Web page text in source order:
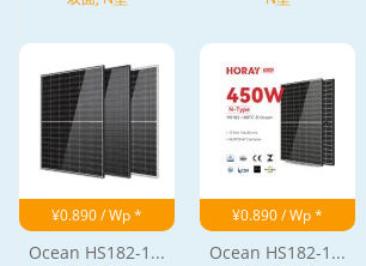
¥0.890 / Wp *
Ocean HS182-1...
¥0.890 / Wp *
Ocean HS182-1...